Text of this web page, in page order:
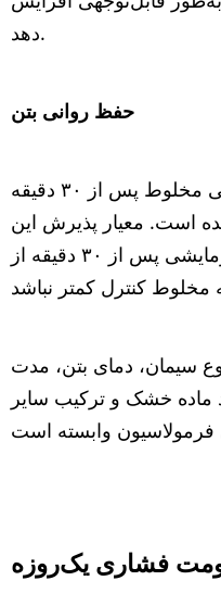
دهد.
حفظ روانی بتن
در ارزیابی روانی تأخیری، روانی مخلوط پس از ۳۰ دقیقه
است. معیار پذیرش این
بوده که روانی مخلوط آزمایشی پس از ۳۰ دقیقه از
سیمان، دمای بتن، مدت
خشک و ترکیب سایر
فشاری یک‌روزه